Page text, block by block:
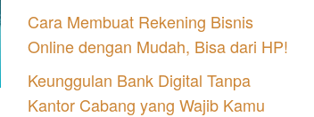
Cara Membuat Rekening Bisnis
Online dengan Mudah, Bisa dari HP!
Keunggulan Bank Digital Tanpa
Kantor Cabang yang Wajib Kamu